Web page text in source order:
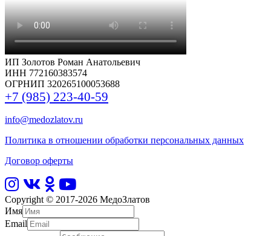
ИП Золотов Роман Анатольевич
ИНН 772160383574
ОГРНИП 320265100053688
+7 (985) 223-40-59
info@medozlatov.ru
Политика в отношении обработки персональных данных
Договор оферты
Copyright © 2017-2026 МедоЗлатов
Имя
Email